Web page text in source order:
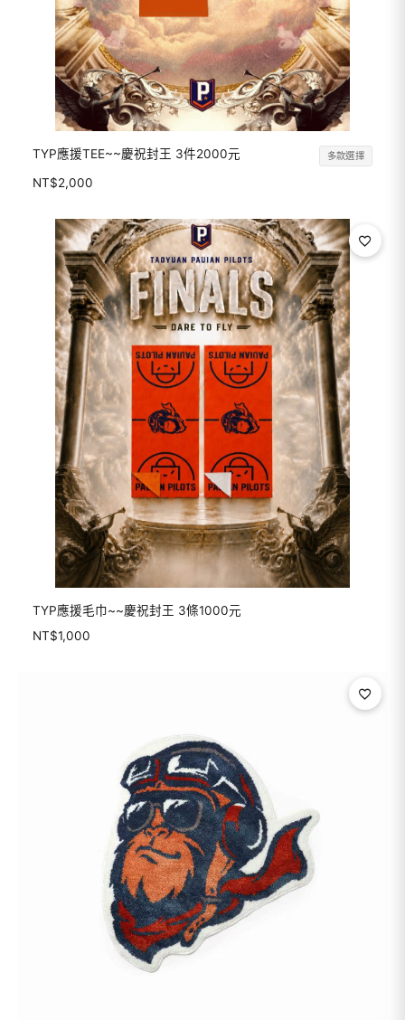
TYP應援TEE~~慶祝封王 3件2000元 多款選擇
NT$2,000
TYP應援毛巾~~慶祝封王 3條1000元
NT$1,000